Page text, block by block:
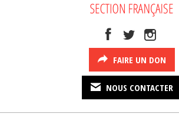
FAIRE UN DON
NOUS CONTACTER